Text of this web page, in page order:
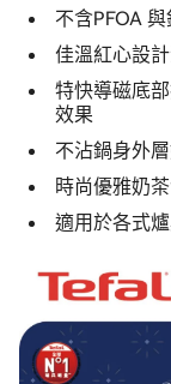
不含PFOA
佳溫紅心設
特快導磁底
效果
不沾鍋身外
時尚優雅奶
適用於各式